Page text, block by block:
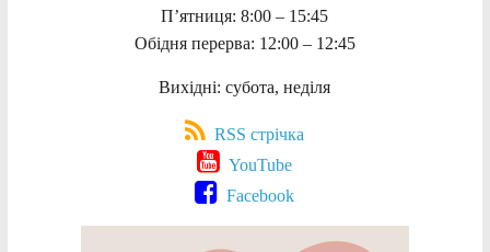
П’ятниця: 8:00 – 15:45
Обідня перерва: 12:00 – 12:45
Вихідні: субота, неділя
RSS стрічка
YouTube
Facebook